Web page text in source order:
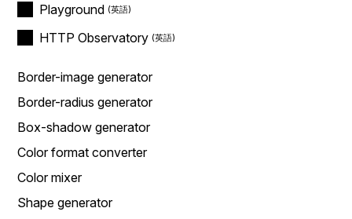
Playground
HTTP Observatory
Border-image generator
Border-radius generator
Box-shadow generator
Color format converter
Color mixer
Shape generator